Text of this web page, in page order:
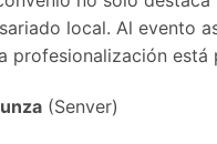
local. Al evento
profesionalización
(Senver)